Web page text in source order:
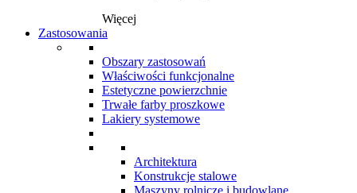
Więcej
Zastosowania
Obszary zastosowań
Właściwości funkcjonalne
Estetyczne powierzchnie
Trwałe farby proszkowe
Lakiery systemowe
Architektura
Konstrukcje stalowe